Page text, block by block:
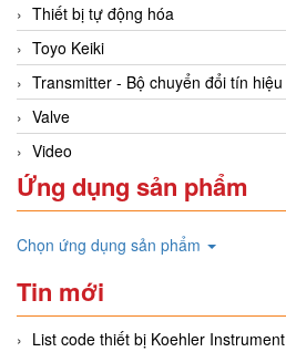
Thiết bị tự động hóa
Toyo Keiki
Transmitter - Bộ chuyển đổi tín hiệu
Valve
Video
Ứng dụng sản phẩm
Chọn ứng dụng sản phẩm
Tin mới
List code thiết bị Koehler Instrument